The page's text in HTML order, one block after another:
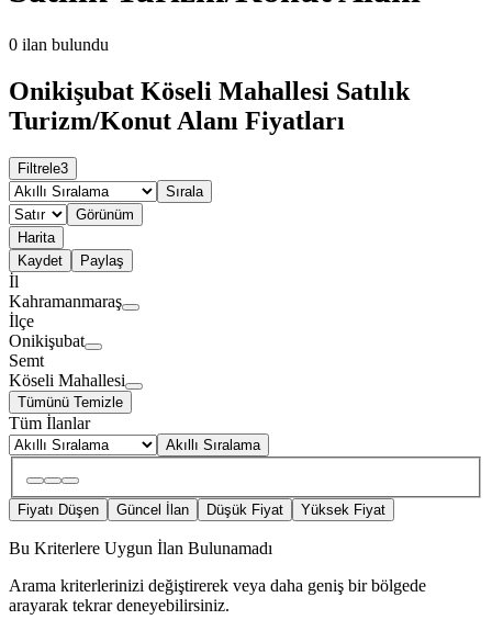
0 ilan bulundu
Onikişubat Köseli Mahallesi Satılık
Turizm/Konut Alanı Fiyatları
Filtrele3
Sırala
Görünüm
Harita
Kaydet
Paylaş
İl
Kahramanmaraş
İlçe
Onikişubat
Semt
Köseli Mahallesi
Tümünü Temizle
Tüm İlanlar
Akıllı Sıralama
Fiyatı Düşen Güncel İlan Düşük Fiyat Yüksek Fiyat
Bu Kriterlere Uygun İlan Bulunamadı
Arama kriterlerinizi değiştirerek veya daha geniş bir bölgede
arayarak tekrar deneyebilirsiniz.